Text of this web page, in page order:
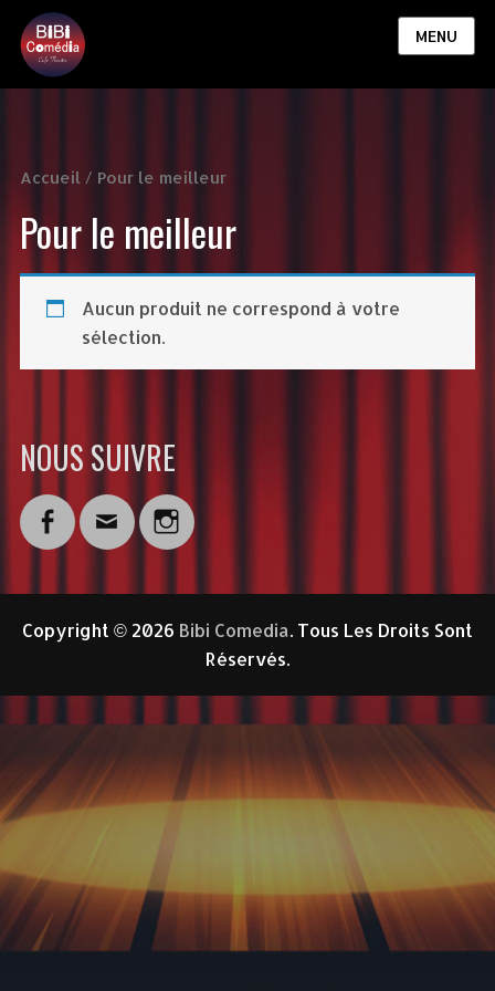
MENU
Accueil/ Pour le meilleur
Pour le meilleur
Aucun produit ne correspond à votre
sélection.
NOUS SUIVRE
Copyright © 2026 Bibi Comedia. Tous Les Droits Sont
Réservés.